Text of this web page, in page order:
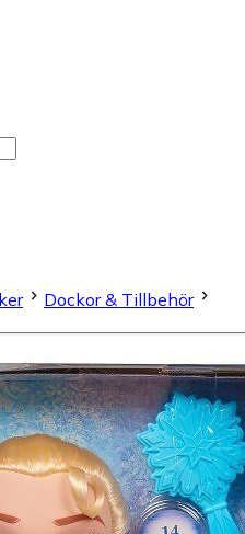
Dockor & Tillbehör